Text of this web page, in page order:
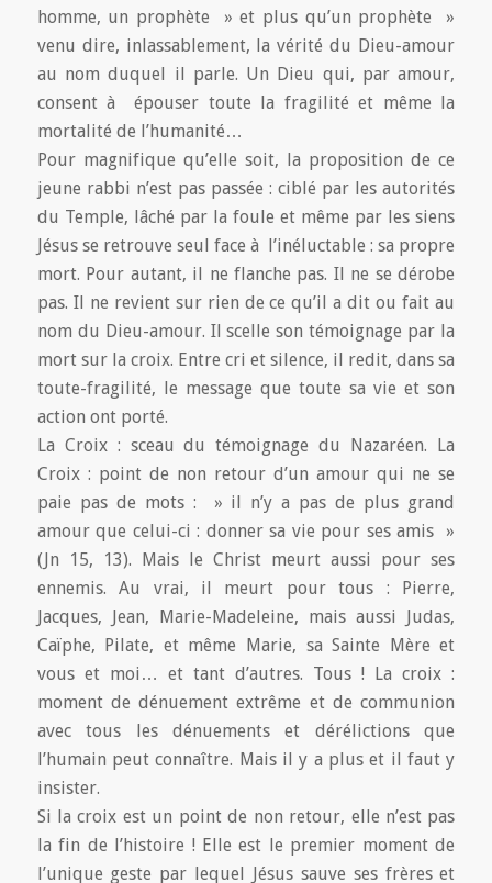
homme, un prophète » et plus qu’un prophète »
venu dire, inlassablement, la vérité du Dieu-amour
au nom duquel il parle. Un Dieu qui, par amour,
consent à épouser toute la fragilité et même la
mortalité de l’humanité…
Pour magnifique qu’elle soit, la proposition de ce
jeune rabbi n’est pas passée : ciblé par les autorités
du Temple, lâché par la foule et même par les siens
Jésus se retrouve seul face à l’inéluctable : sa propre
mort. Pour autant, il ne flanche pas. Il ne se dérobe
pas. Il ne revient sur rien de ce qu’il a dit ou fait au
nom du Dieu-amour. Il scelle son témoignage par la
mort sur la croix. Entre cri et silence, il redit, dans sa
toute-fragilité, le message que toute sa vie et son
action ont porté.
La Croix : sceau du témoignage du Nazaréen. La
Croix : point de non retour d’un amour qui ne se
paie pas de mots : » il n’y a pas de plus grand
amour que celui-ci : donner sa vie pour ses amis »
(Jn 15, 13). Mais le Christ meurt aussi pour ses
ennemis. Au vrai, il meurt pour tous : Pierre,
Jacques, Jean, Marie-Madeleine, mais aussi Judas,
Caïphe, Pilate, et même Marie, sa Sainte Mère et
vous et moi… et tant d’autres. Tous ! La croix :
moment de dénuement extrême et de communion
avec tous les dénuements et dérélictions que
l’humain peut connaître. Mais il y a plus et il faut y
insister.
Si la croix est un point de non retour, elle n’est pas
la fin de l’histoire ! Elle est le premier moment de
l’unique geste par lequel Jésus sauve ses frères et